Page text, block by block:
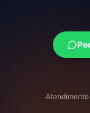
Atendimento